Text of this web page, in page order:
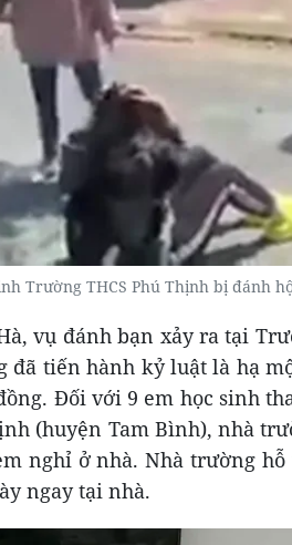
Trường THCS Phú Thịnh bị đánh
vụ đánh bạn xảy ra tại
đã tiến hành kỷ luật là hạ
Đối với 9 em học sinh
(huyện Tam Bình), nhà
nghỉ ở nhà. Nhà trường
ngay tại nhà.